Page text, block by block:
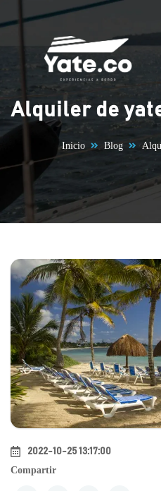
Saltar al contenido
Alquiler de
Inicio Blog
2022-10-25 13:17:00
Compartir